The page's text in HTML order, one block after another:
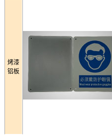
烤漆
铝板